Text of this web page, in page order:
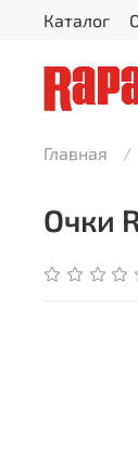
Каталог
Главная
Очки